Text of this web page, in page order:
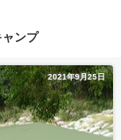
ンプ
2021年9月25日